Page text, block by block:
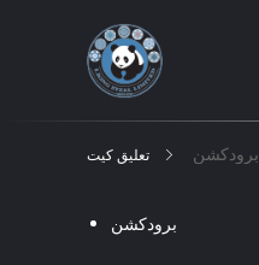
برودكشن تعليق كيت
برودكشن